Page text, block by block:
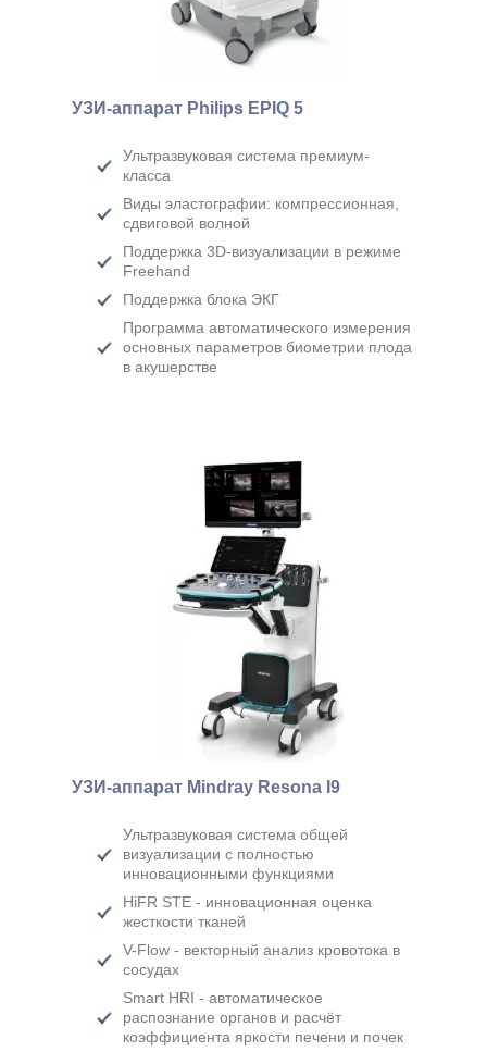
УЗИ-аппарат Philips EPIQ 5
Ультразвуковая система премиум-
класса
Виды эластографии: компрессионная,
сдвиговой волной
Поддержка 3D-визуализации в режиме
Freehand
Поддержка блока ЭКГ
Программа автоматического измерения
основных параметров биометрии плода
в акушерстве
УЗИ-аппарат Mindray Resona I9
Ультразвуковая система общей
визуализации с полностью
инновационными функциями
HiFR STE - инновационная оценка
жесткости тканей
V-Flow - векторный анализ кровотока в
сосудах
Smart HRI - автоматическое
распознание органов и расчёт
коэффициента яркости печени и почек